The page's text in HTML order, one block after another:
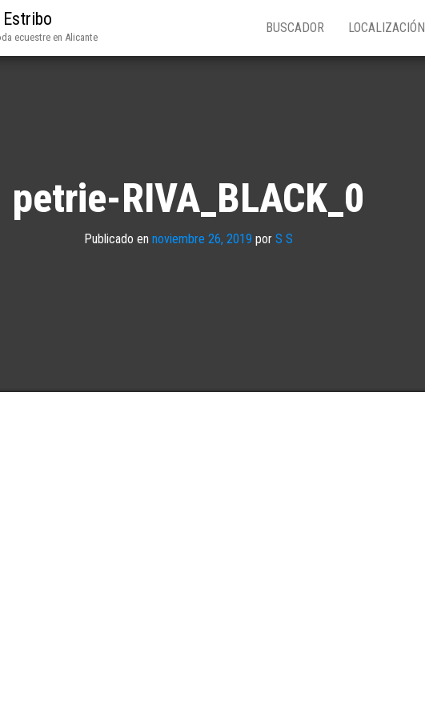
ecuestre en Alicante
BUSCADOR LOCALIZACIÓN
petrie-RIVA_BLACK_0
Publicado en noviembre 26, 2019 por S S